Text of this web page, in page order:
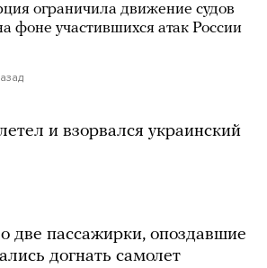
ограничила движение судов
фоне участившихся атак России
и взорвался украинский
две пассажирки, опоздавшие
догнать самолет